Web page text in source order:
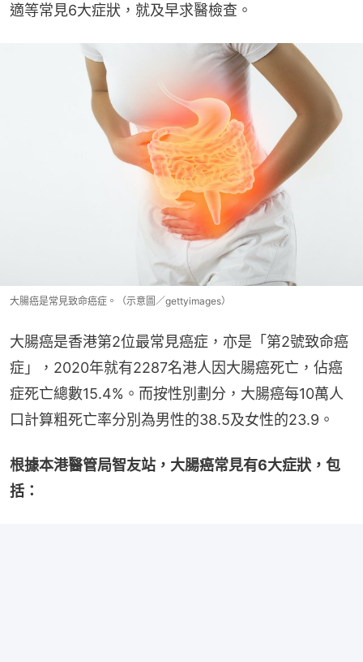
適等常見6大症狀，就及早求醫檢查。
大腸癌是常見致命癌症。（示意圖／gettyimages）
大腸癌是香港第2位最常見癌症，亦是「第2號致命癌
症」，2020年就有2287名港人因大腸癌死亡，佔癌
症死亡總數15.4%。而按性別劃分，大腸癌每10萬人
口計算粗死亡率分別為男性的38.5及女性的23.9。
根據本港醫管局智友站，大腸癌常見有6大症狀，包
括：